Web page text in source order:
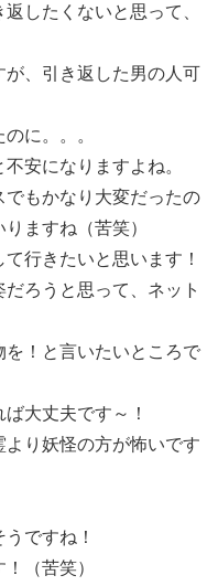
したくないと思って、
、引き返した男の人可
に。。。
安になりますよね。
もかなり大変だったの
ますね（苦笑）
行きたいと思います！
だろうと思って、ネット
！と言いたいところで
大丈夫です～！
より妖怪の方が怖いです
ですね！
（苦笑）